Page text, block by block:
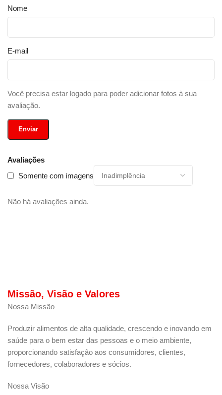
Avaliações
Somente com imagens
Não há avaliações ainda.
Nome
E-mail
Você precisa estar logado para poder adicionar fotos à sua
avaliação.
Missão, Visão e Valores
Nossa Missão
Produzir alimentos de alta qualidade, crescendo e inovando em
saúde para o bem estar das pessoas e o meio ambiente,
proporcionando satisfação aos consumidores, clientes,
fornecedores, colaboradores e sócios.
Nossa Visão